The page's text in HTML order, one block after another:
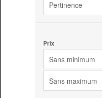
Pertinence
Prix
Sans minimum
Sans maximum